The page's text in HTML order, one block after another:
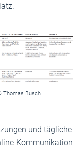
Thomas Busch
und tägliche
Kommunikation